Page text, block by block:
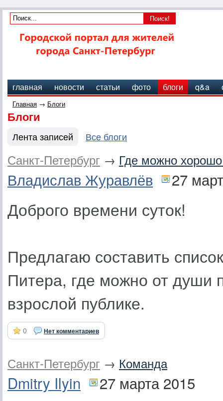
главная новости статьи фото блоги q&a
Главная → Блоги
Блоги
Лента записей Все блоги
Санкт-Петербург → Где можно хорошо
Владислав Журавлёв 27
Доброго времени суток!
Предлагаю составить
Питера, где можно от души
взрослой публике.
0 Нет комментариев
Санкт-Петербург → Команда
Dmitry Ilyin 27 марта 2015